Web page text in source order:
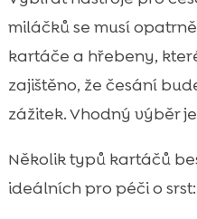
miláčků se musí
kartáče a hřebeny,
zajištěno, že česání
zážitek. Vhodný výběr
Několik typů kartáčů
ideálních pro péči o srst: